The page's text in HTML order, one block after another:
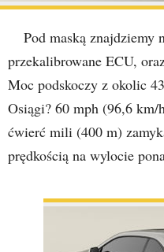
Pod maską znajdziemy
przekalibrowane ECU,
Moc podskoczy z okolic
Osiągi? 60 mph (96,6
ćwierć mili (400 m)
prędkością na wylocie